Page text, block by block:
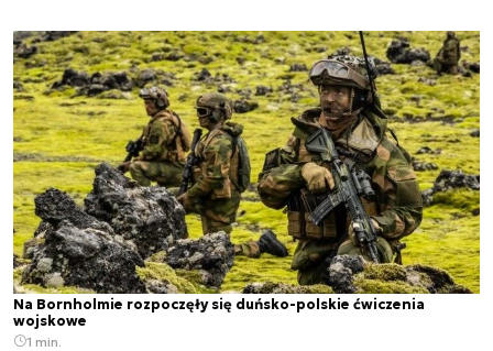
Na Bornholmie rozpoczęły się duńsko-polskie ćwiczenia
wojskowe
1 min.